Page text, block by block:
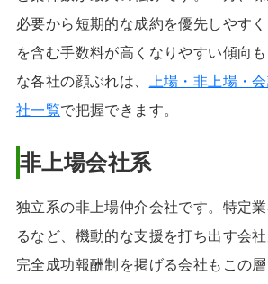
必要から短期的な成約を優先しやす
を含む手数料が高くなりやすい傾向
な各社の顔ぶれは、
上場・非上場・
社一覧で把握できます。
非上場会社系
独立系の非上場仲介会社です。特定
るなど、機動的な支援を打ち出す会社
完全成功報酬制を掲げる会社もこの